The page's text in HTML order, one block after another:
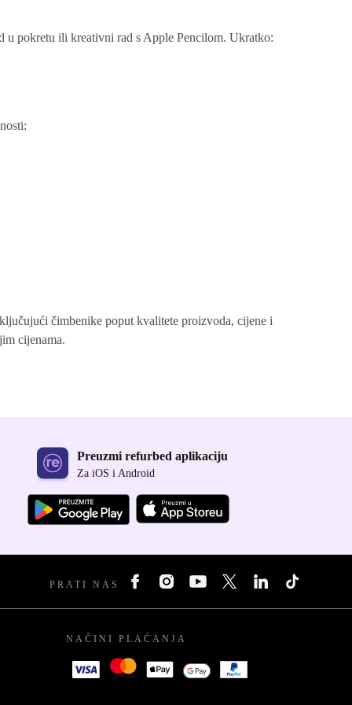
u pokretu ili kreativni rad s Apple Pencilom. Ukratko:
čimbenike poput kvalitete proizvoda, cijene i
cijenama.
Preuzmi refurbed aplikaciju
Za iOS i Android
PRATI NAS
NAČINI PLAĆANJA